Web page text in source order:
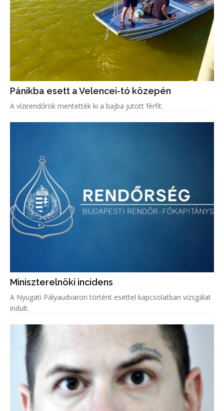
Pánikba esett a Velencei-tó közepén
A vízirendőrök mentették ki a bajba jutott férfit.
Miniszterelnöki incidens
A Nyugati Pályaudvaron történt esettel kapcsolatban vizsgálat
indult.